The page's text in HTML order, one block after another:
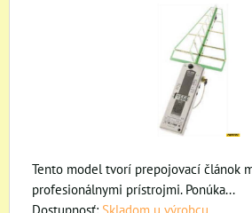
Tento model tvorí prepojovací článok
profesionálnymi prístrojmi. Ponúka...
Dostupnosť: Skladom u výrobcu